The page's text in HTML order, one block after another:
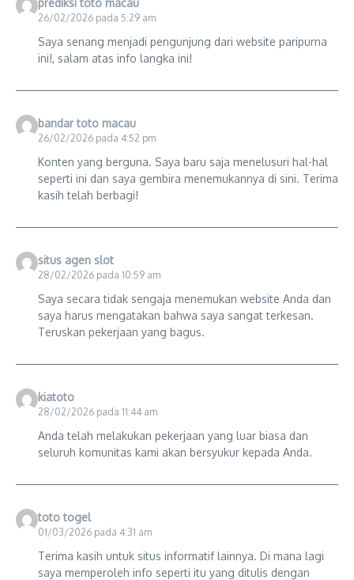
prediksi toto macau
26/02/2026 pada 5:29 am
Saya senang menjadi pengunjung dari website paripurna
ini!, salam atas info langka ini!
bandar toto macau
26/02/2026 pada 4:52 pm
Konten yang berguna. Saya baru saja menelusuri hal-hal
seperti ini dan saya gembira menemukannya di sini. Terima
kasih telah berbagi!
situs agen slot
28/02/2026 pada 10:59 am
Saya secara tidak sengaja menemukan website Anda dan
saya harus mengatakan bahwa saya sangat terkesan.
Teruskan pekerjaan yang bagus.
kiatoto
28/02/2026 pada 11:44 am
Anda telah melakukan pekerjaan yang luar biasa dan
seluruh komunitas kami akan bersyukur kepada Anda.
toto togel
01/03/2026 pada 4:31 am
Terima kasih untuk situs informatif lainnya. Di mana lagi
saya memperoleh info seperti itu yang ditulis dengan